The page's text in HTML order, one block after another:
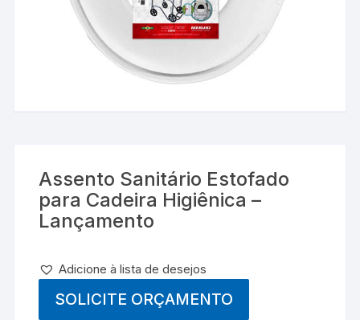
Assento Sanitário Estofado
para Cadeira Higiênica –
Lançamento
Adicione à lista de desejos
SOLICITE ORÇAMENTO